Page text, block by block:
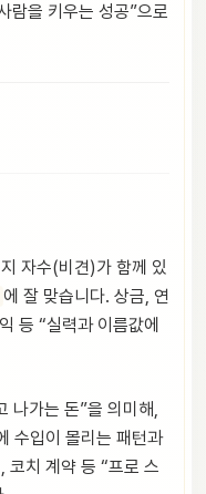
람을 키우는 성공”으로
자수(비견)가 함께 있
에 잘 맞습니다. 상금, 연
등 “실력과 이름값에
나가는 돈”을 의미해,
수입이 몰리는 패턴과
코치 계약 등 “프로 스